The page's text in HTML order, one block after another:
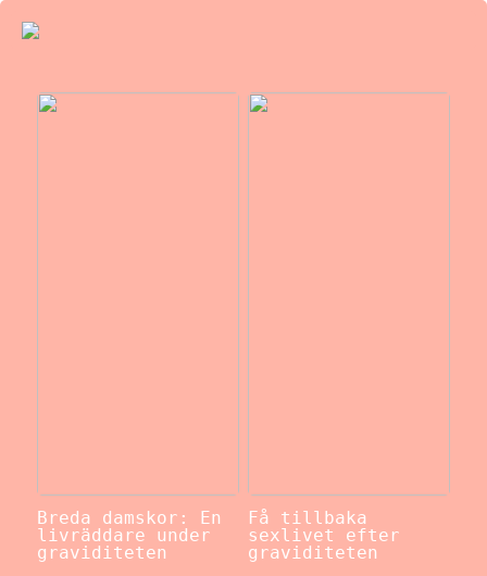
Breda damskor: En
livräddare under
graviditeten
Få tillbaka
sexlivet efter
graviditeten